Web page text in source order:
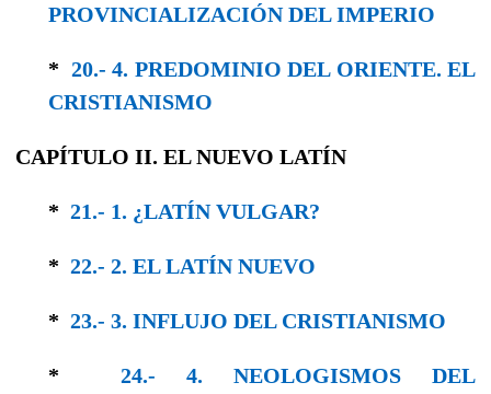
PROVINCIALIZACIÓN DEL IMPERIO
* 20.- 4. PREDOMINIO DEL ORIENTE. EL
CRISTIANISMO
CAPÍTULO II. EL NUEVO LATÍN
* 21.- 1. ¿LATÍN VULGAR?
* 22.- 2. EL LATÍN NUEVO
* 23.- 3. INFLUJO DEL CRISTIANISMO
* 24.- 4. NEOLOGISMOS DEL